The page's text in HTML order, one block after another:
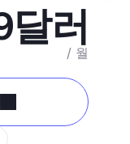
달러
/ 월